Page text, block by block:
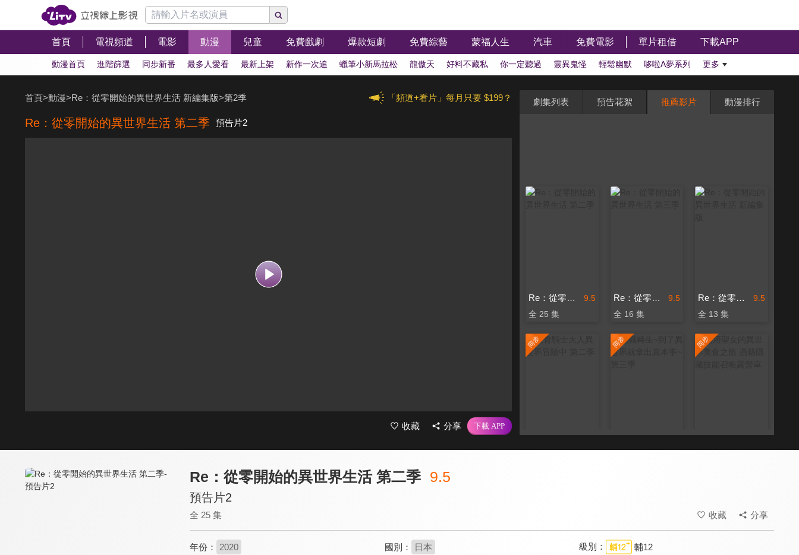
首頁 電視頻道 電影 動漫 兒童 免費戲劇 爆款短劇 免費綜藝 蒙福人生 汽車 免費電影 單片租借 下載APP
動漫首頁 進階篩選 同步新番 最多人愛看 最新上架 新作一次追 蠟筆小新馬拉松 龍傲天 好料不藏私 你一定聽過 靈異鬼怪 輕鬆幽默 哆啦A夢系列 更多
「頻道+看片」每月只要 $199？
首頁>動漫>Re：從零開始的異世界生活 新編集版>第2季
Re：從零開始的異世界生活 第二季 預告片2
收藏 分享
劇集列表 預告花絮 推薦影片 動漫排行
9.5
Re：從零開始的異世界生活 第二季
全 25 集
9.5
Re：從零開始的異世界生活 第三季
全 16 集
9.5
Re：從零開始的異世界生活 新編集版
全 13 集
Re：從零開始的異世界生活 第二季 9.5
預告片2
全 25 集 收藏 分享
年份： 2020 國別： 日本 級別： 輔12